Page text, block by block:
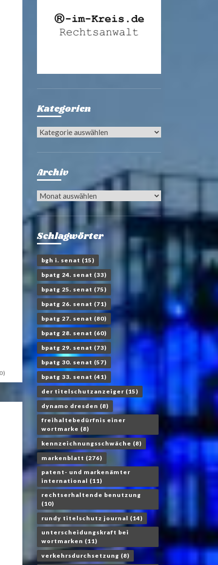
Kategorien
Kategorien
Archiv
Archiv
Schlagwörter
bgh i. senat (15)
bpatg 24. senat (33)
bpatg 25. senat (75)
bpatg 26. senat (71)
bpatg 27. senat (80)
bpatg 28. senat (60)
bpatg 29. senat (73)
bpatg 30. senat (57)
bpatg 33. senat (41)
der titelschutzanzeiger (15)
dynamo dresden (8)
freihaltebedürfnis einer
wortmarke (8)
kennzeichnungsschwäche (8)
markenblatt (276)
patent- und markenämter
international (11)
rechtserhaltende benutzung
(10)
rundy titelschutz journal (14)
unterscheidungskraft bei
wortmarken (11)
verkehrsdurchsetzung (8)